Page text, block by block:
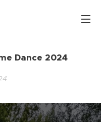
Dance 2024